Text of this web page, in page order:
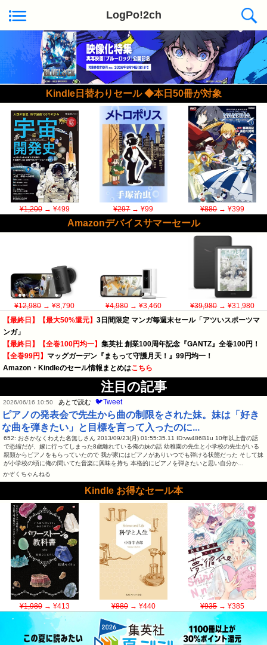
LogPo!2ch
Kindle日替わりセール ◆本日50冊が対象
¥1,200→ ¥499 ¥297→ ¥99 ¥880→ ¥399
Amazonデバイスサマーセール
¥12,980→ ¥8,790 ¥4,980→ ¥3,460 ¥39,980→ ¥31,980
【最終日】【最大50%還元】 3日間限定 マンガ毎週末セール「アツいスポーツマ
ンガ」
【最終日】【全巻100円均一】 集英社 創業100周年記念『GANTZ』全巻100円！
【全巻99円】 マッグガーデン『まもって守護月天！』99円均一！
Amazon・Kindleのセール情報まとめはこちら
注目の記事
2026/06/16 10:50 あとで読む 🐦Tweet
ピアノの発表会で先生から曲の制限をされた妹。妹は「好き
な曲を弾きたい」と目標を言って入ったのに...
652: おさかなくわえた名無しさん 2013/09/23(月) 01:55:35.11 ID:vw486B1u 10年以上昔の話
で恐縮だが、嫁に行ってしまった8歳離れている俺の妹の話 幼稚園の先生と小学校の先生がいる
親類からピアノをもらっていたので 我が家にはピアノがありいつでも弾ける状態だった そして妹
が小学校の頃に俺の聞いてた音楽に興味を持ち 本格的にピアノを弾きたいと思い自分か…
かぞくちゃんねる
Kindle お得なセール本
¥1,980→ ¥413 ¥880→ ¥440 ¥935→ ¥385